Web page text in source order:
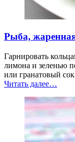
Рыба,
Гарнировать
лимона и зеленью
или гранатовый
Читать далее“Рыба,
на
…